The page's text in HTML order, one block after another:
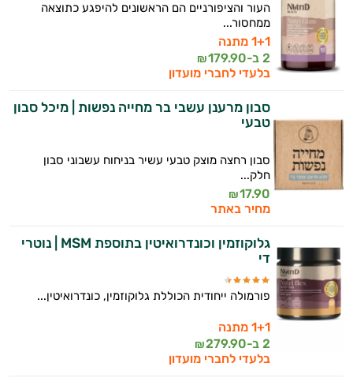
העור והציפורניים הם הראשונים להיפגע כתוצאה
ממחסור...
1+1 מתנה
2 ב-
179.90
₪
בלעדי לחברי מועדון
סבון מרענן עשבי בר מחייה נפשות | מיכל סבון
טבעי
סבון רחצה מוצק טבעי עשיר בניחוח עשבוני סבון
חלק...
17.90
₪
מחיר באתר
גלוקוזמין וכונדרואיטין בתוספת MSM | נוטרי
די
פורמולה ייחודית הכוללת גלוקוזמין, כונדרואיטין...
1+1 מתנה
2 ב-
279.90
₪
בלעדי לחברי מועדון